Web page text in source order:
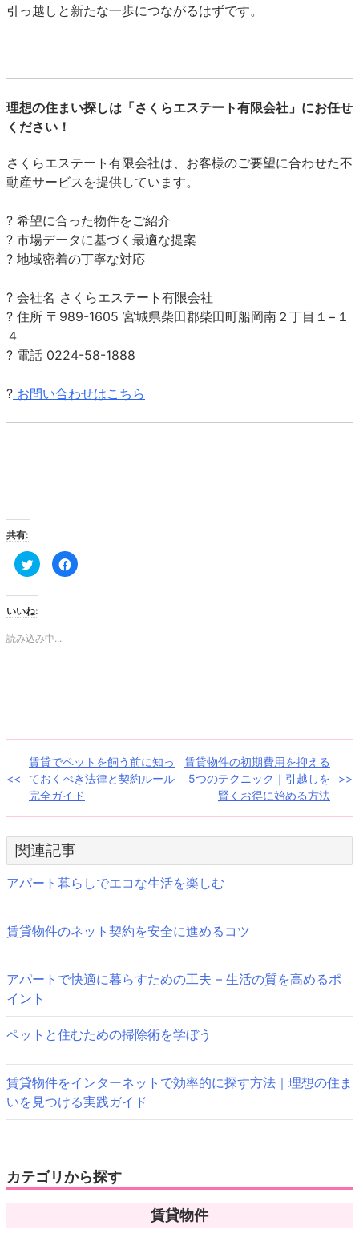
引っ越しと新たな一歩につながるはずです。
理想の住まい探しは「さくらエステート有限会社」にお任せ
ください！
さくらエステート有限会社は、お客様のご要望に合わせた不
動産サービスを提供しています。
? 希望に合った物件をご紹介
? 市場データに基づく最適な提案
? 地域密着の丁寧な対応
? 会社名 さくらエステート有限会社
? 住所 〒989-1605 宮城県柴田郡柴田町船岡南２丁目１−１
４
? 電話 0224-58-1888
? お問い合わせはこちら
共有:
ク
リ
し
て
Twitter
共
有
開
き
ま
す)
Facebook
で
し
ウ
ィ
ン
ド
ウ
開
ま
す)
いいね:
読み込み中...
ナ
ビ
ゲ
ー
シ
ョ
ン
賃貸でペットを飼う前に知っ
ておくべき法律と契約ルール
完全ガイド
賃貸物件の初期費用を抑える
5つのテクニック｜引越しを
賢くお得に始める方法
関連記事
アパート暮らしでエコな生活を楽しむ
賃貸物件のネット契約を安全に進めるコツ
アパートで快適に暮らすための工夫 – 生活の質を高めるポ
イント
ペットと住むための掃除術を学ぼう
賃貸物件をインターネットで効率的に探す方法｜理想の住ま
いを見つける実践ガイド
カテゴリから探す
賃貸物件